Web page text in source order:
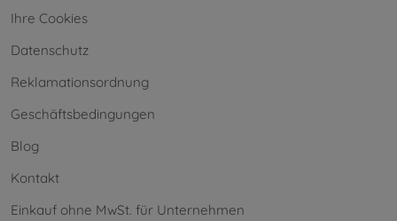
Ihre Cookies
Datenschutz
Reklamationsordnung
Geschäftsbedingungen
Blog
Kontakt
Einkauf ohne MwSt. für Unternehmen